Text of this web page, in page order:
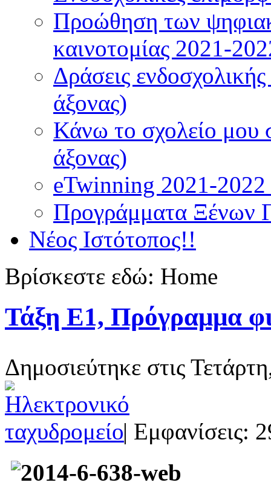
Προώθηση των
καινοτομίας 2021-
Δράσεις
άξονας)
Κάνω το σχολείο μου
άξονας)
eTwinning 2021-
Προγράμματα Ξένων
Νέος Ιστότοπος!!
Βρίσκεστε εδώ: Home
Τάξη Ε1, Πρόγραμμα
Δημοσιεύτηκε στις
| Εμφανίσεις: